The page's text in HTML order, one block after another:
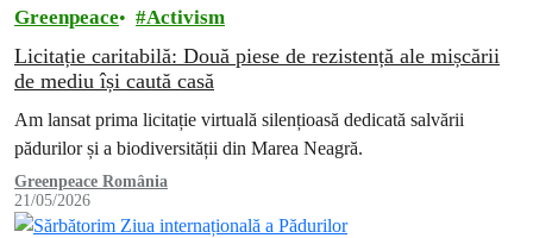
Greenpeace Activism
Licitație caritabilă: Două piese de rezistență ale mișcării
de mediu își caută casă
Am lansat prima licitație virtuală silențioasă dedicată salvării
pădurilor și a biodiversității din Marea Neagră.
Greenpeace România
21/05/2026